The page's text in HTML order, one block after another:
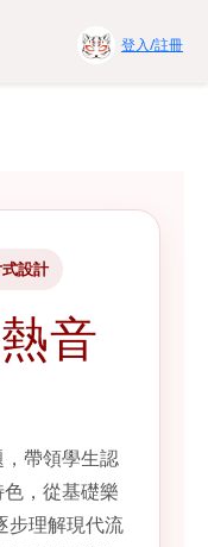
登入/註冊
設計
音
帶領學生認
，從基礎樂
步理解現代流